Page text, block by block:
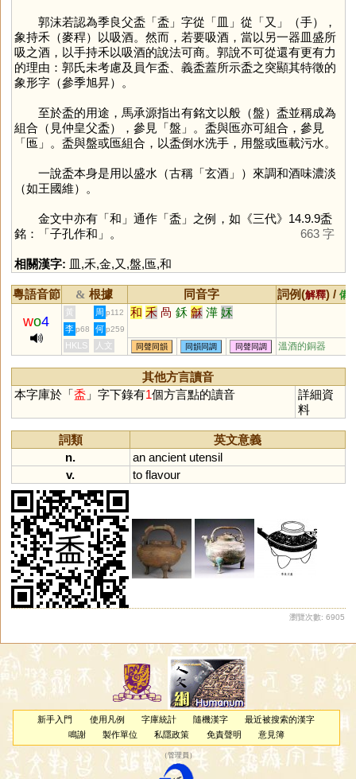
郭沫若認為季良父盉「盉」字從「皿 」從「又 」（手），
象持禾（麥稈）以吸酒。然而，若要吸酒，當以另一器皿盛所
吸之酒，以手持禾以吸酒的說法可商。郭說不可從還有更有力
的理由：郭氏未考慮及員乍盉、義盉蓋所示盉之突顯其特徵的
象形字（參季旭昇）。
至於盉的用途，馬承源指出有銘文以般（盤）盉並稱成為
組合（見仲皇父盉），參見「盤 」。盉與匜亦可組合，參見
「匜 」。盉與盤或匜組合，以盉倒水洗手，用盤或匜載污水。
一說盉本身是用以盛水（古稱「玄酒」）來調和酒味濃淡
（如王國維）。
金文中亦有「和 」通作「盉」之例，如《三代》14.9.9盉
銘：「子孔作和」。
663 字
相關漢字: 皿 ,禾,金,又,盤,匜,和
粵語音節 & 根據 同音字 詞例(解釋) / 備
wo4
黃 周 p112 和 禾 咼 鉌 龢 澕 姀
李 p68 何 p259
HKLS 人文 同聲同韻 同韻同調 同聲同調 溫酒的銅器
其他方言讀音
本字庫於「盉」字下錄有1個方言點的讀音
詳細資
料
詞類
英文意義
n.
an ancient utensil
v.
to flavour
瀏覽次數: 6905
新手入門 使用凡例 字庫統計 隨機漢字
最近被搜索的漢字
鳴謝
製作單位 私隱政策 免責聲明 意見簿
（管理員 ）